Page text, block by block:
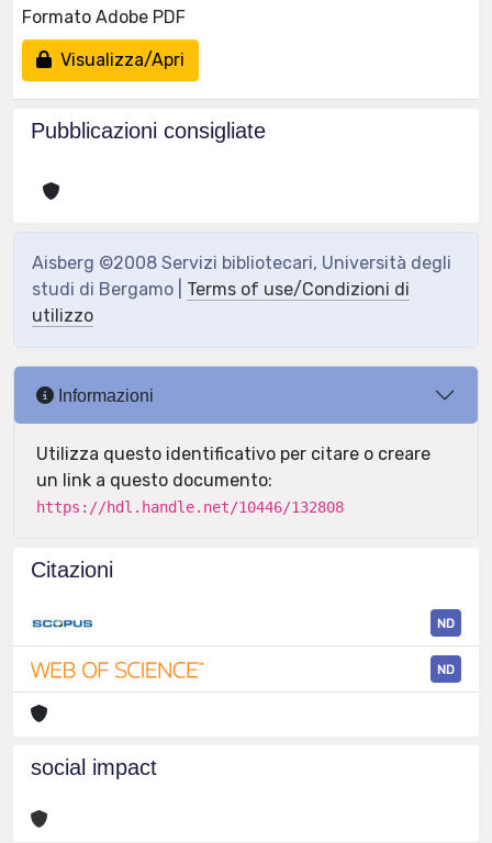
Formato Adobe PDF
Visualizza/Apri
Pubblicazioni consigliate
Aisberg ©2008 Servizi bibliotecari, Università degli
studi di Bergamo | Terms of use/Condizioni di
utilizzo
Informazioni
Utilizza questo identificativo per citare o creare
un link a questo documento:
https://hdl.handle.net/10446/132808
Citazioni
ND
ND
social impact